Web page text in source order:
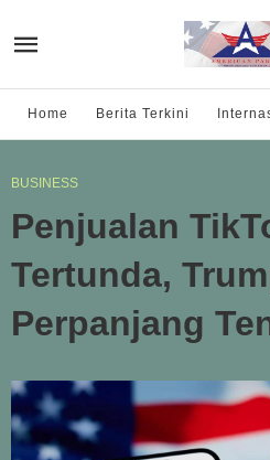
Home Berita Terkini
BUSINESS
Penjualan
Tertunda,
Perpanjang